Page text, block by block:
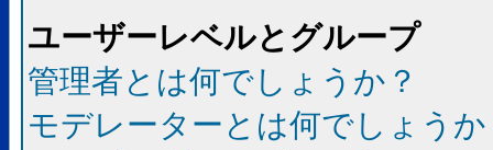
ユーザーレベルとグループ
管理者とは何でしょうか？
モデレーターとは何でしょうか